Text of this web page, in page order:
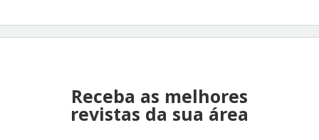
Receba as melhores
revistas da sua área